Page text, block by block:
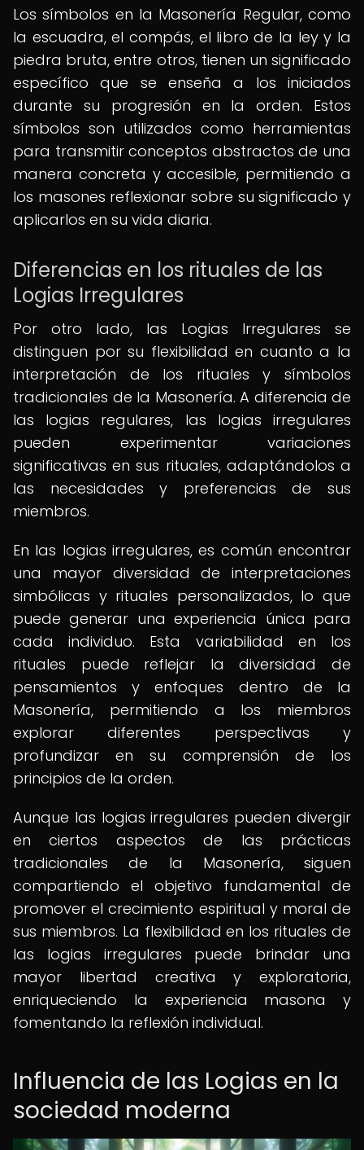
Los símbolos en la Masonería Regular, como
la escuadra, el compás, el libro de la ley y la
piedra bruta, entre otros, tienen un significado
específico que se enseña a los iniciados
durante su progresión en la orden. Estos
símbolos son utilizados como herramientas
para transmitir conceptos abstractos de una
manera concreta y accesible, permitiendo a
los masones reflexionar sobre su significado y
aplicarlos en su vida diaria.
Diferencias en los rituales de las
Logias Irregulares
Por otro lado, las Logias Irregulares se
distinguen por su flexibilidad en cuanto a la
interpretación de los rituales y símbolos
tradicionales de la Masonería. A diferencia de
las logias regulares, las logias irregulares
pueden experimentar variaciones
significativas en sus rituales, adaptándolos a
las necesidades y preferencias de sus
miembros.
En las logias irregulares, es común encontrar
una mayor diversidad de interpretaciones
simbólicas y rituales personalizados, lo que
puede generar una experiencia única para
cada individuo. Esta variabilidad en los
rituales puede reflejar la diversidad de
pensamientos y enfoques dentro de la
Masonería, permitiendo a los miembros
explorar diferentes perspectivas y
profundizar en su comprensión de los
principios de la orden.
Aunque las logias irregulares pueden divergir
en ciertos aspectos de las prácticas
tradicionales de la Masonería, siguen
compartiendo el objetivo fundamental de
promover el crecimiento espiritual y moral de
sus miembros. La flexibilidad en los rituales de
las logias irregulares puede brindar una
mayor libertad creativa y exploratoria,
enriqueciendo la experiencia masona y
fomentando la reflexión individual.
Influencia de las Logias en la
sociedad moderna